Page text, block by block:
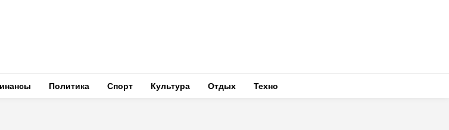
Политика Спорт Культура Отдых Техно